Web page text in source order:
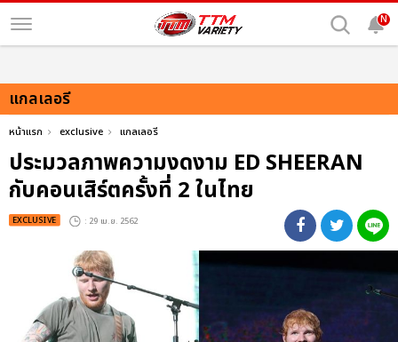
N
แกลเลอรี
หน้าแรก exclusive แกลเลอรี
ประมวลภาพความงดงาม ED SHEERAN
กับคอนเสิร์ตครั้งที่ 2 ในไทย
EXCLUSIVE : 29 เม.ย. 2562